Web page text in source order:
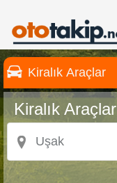
Kiralık Araçlar
Kiralık Araçlar